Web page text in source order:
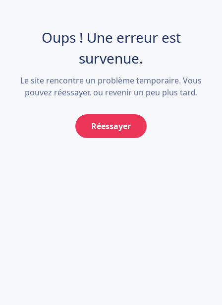
Oups ! Une erreur est
survenue.
Le site rencontre un problème temporaire. Vous
pouvez réessayer, ou revenir un peu plus tard.
Réessayer